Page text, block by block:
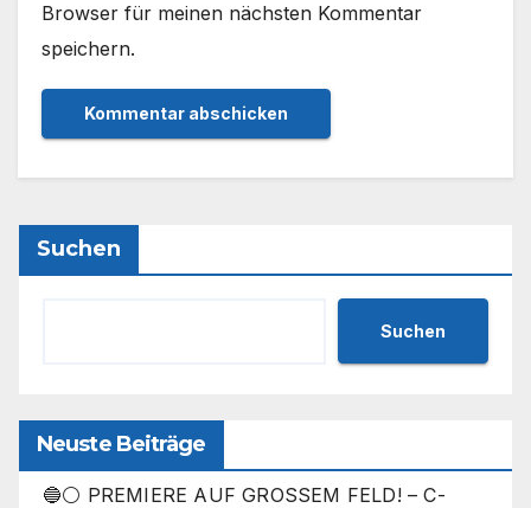
Browser für meinen nächsten Kommentar
speichern.
Suchen
Suchen
Neuste Beiträge
🔵⚪ PREMIERE AUF GROSSEM FELD! – C-